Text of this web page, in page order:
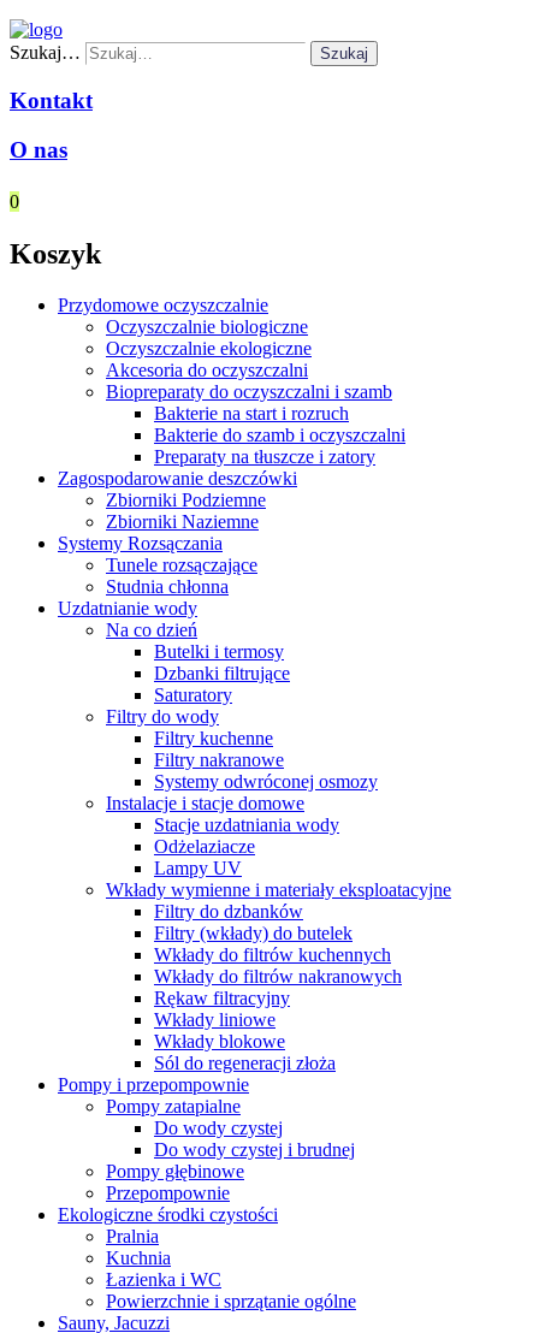
Szukaj… Szukaj
Kontakt
O nas
0
Koszyk
Przydomowe oczyszczalnie
Oczyszczalnie biologiczne
Oczyszczalnie ekologiczne
Akcesoria do oczyszczalni
Biopreparaty do oczyszczalni i szamb
Bakterie na start i rozruch
Bakterie do szamb i oczyszczalni
Preparaty na tłuszcze i zatory
Zagospodarowanie deszczówki
Zbiorniki Podziemne
Zbiorniki Naziemne
Systemy Rozsączania
Tunele rozsączające
Studnia chłonna
Uzdatnianie wody
Na co dzień
Butelki i termosy
Dzbanki filtrujące
Saturatory
Filtry do wody
Filtry kuchenne
Filtry nakranowe
Systemy odwróconej osmozy
Instalacje i stacje domowe
Stacje uzdatniania wody
Odżelaziacze
Lampy UV
Wkłady wymienne i materiały eksploatacyjne
Filtry do dzbanków
Filtry (wkłady) do butelek
Wkłady do filtrów kuchennych
Wkłady do filtrów nakranowych
Rękaw filtracyjny
Wkłady liniowe
Wkłady blokowe
Sól do regeneracji złoża
Pompy i przepompownie
Pompy zatapialne
Do wody czystej
Do wody czystej i brudnej
Pompy głębinowe
Przepompownie
Ekologiczne środki czystości
Pralnia
Kuchnia
Łazienka i WC
Powierzchnie i sprzątanie ogólne
Sauny, Jacuzzi